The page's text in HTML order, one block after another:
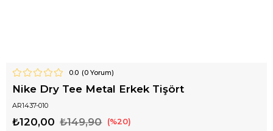
0.0 (0Yorum)
Nike Dry Tee Metal Erkek Tişört
AR1437-010
₺149,90
₺120,00 20